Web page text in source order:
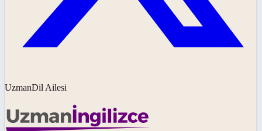
UzmanDil Ailesi